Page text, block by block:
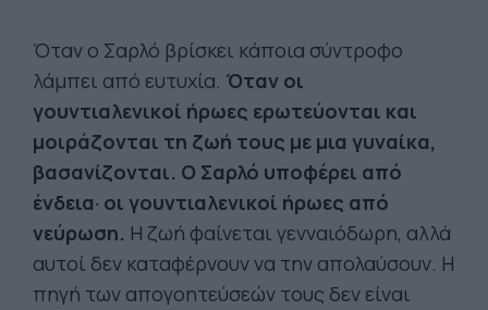
Όταν ο Σαρλό βρίσκει κάποια σύντροφο
λάμπει από ευτυχία. Όταν οι
γουντιαλενικοί ήρωες ερωτεύονται και
μοιράζονται τη ζωή τους με μια γυναίκα,
βασανίζονται. Ο Σαρλό υποφέρει από
ένδεια· οι γουντιαλενικοί ήρωες από
νεύρωση. Η ζωή φαίνεται γενναιόδωρη, αλλά
αυτοί δεν καταφέρνουν να την απολαύσουν. Η
πηγή των απογοητεύσεών τους δεν είναι